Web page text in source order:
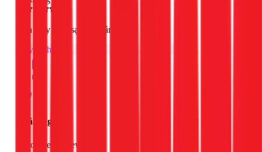
Rửa máy lạnh sạch sẽ, tận tình.
Máy lạnh
Ngân Nguyễn
Google Review